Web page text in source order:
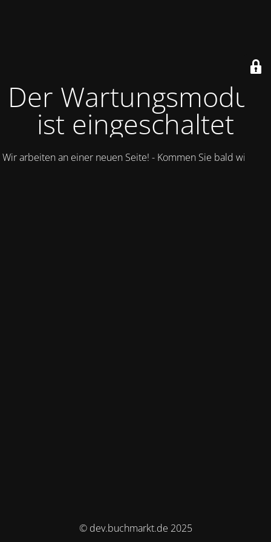
Der Wartungsmodus
ist eingeschaltet
Wir arbeiten an einer neuen Seite! - Kommen Sie bald wieder.
© dev.buchmarkt.de 2025